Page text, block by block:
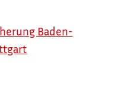
Baden-